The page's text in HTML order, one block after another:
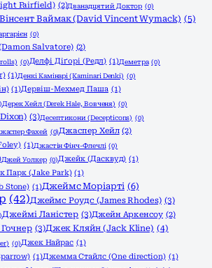
Fairfield) (2)Дванадцятий Доктор (0)
Ваймак (David Vincent Wymack) (5)
(0)
Salvatore) (2)
(0)Делфі Діґорі (Редл) (1)Деметра (0)
(1)Денкі Камінарі (Kaminari Denki) (0)
(1)Дервіш-Мехмед Паша (1)
Дерек Хейл (Derek Hale, Вовченя) (0)
(3)Десептикони (Decepticons) (0)
Фахей (0)Джаспер Хейл (2)
(1)Джастін Фінч-Флечлі (0)
Джей Уолкер (0)Джейк (Дасквуд) (1)
Парк (Jake Park) (1)
Stone) (1)Джеймс Моріарті (6)
(42)Джеймс Роудс (James Rhodes) (3)
Джеймі Ланістер (3)Джейн Аркенсоу (2)
(3)Джек Кляйн (Jack Kline) (4)
(0)Джек Найрас (1)
(1)Джемма Стайлс (One direction) (1)